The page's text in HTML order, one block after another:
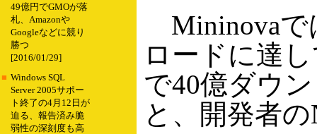
49億円でGMOが落
札、Amazonや
Googleなどに競り
勝つ
[2016/01/29]
■ Windows SQL
Server 2005サポー
ト終了の4月12日が
迫る、報告済み脆
弱性の深刻度も高
Mininovaで
ロードに達
で40億ダウ
と、開発者